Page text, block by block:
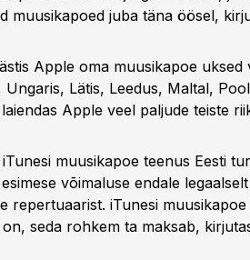
muusikapoed juba täna öösel,
Apple oma muusikapoe uksed
Lätis, Leedus, Maltal,
Apple veel paljude teiste
muusikapoe teenus Eesti
võimaluse endale
repertuaarist. iTunesi
seda rohkem ta maksab,